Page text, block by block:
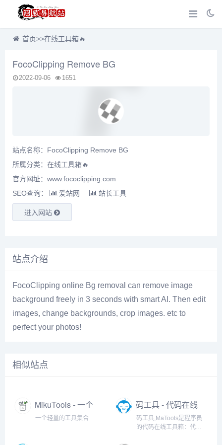
首页>>在线工具箱🔥
FocoClipping Remove BG
2022-09-06 1651
站点名称：FocoClipping Remove BG
所属分类： 在线工具箱🔥
官方网址：www.fococlipping.com
SEO查询：
爱站网 站长工具
进入网站
站点介绍
FocoClipping online Bg removal can remove image
background freely in 3 seconds with smart AI. Then edit
images, change backgrounds, crop images. etc to
perfect your photos!
相似站点
MikuTools - 一个
轻量的工具集合
一个轻量的工具集合
码工具 - 代码在线
工具箱
码工具,MaTools是程序员
的代码在线工具箱：代码